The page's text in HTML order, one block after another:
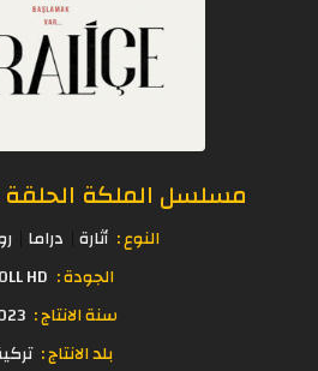
مسلسل الملكة الحلقة 28 مدبلجة HD
النوع : أثارة دراما
الجودة : HD
سنة الانتاج :
بلد الانتاج :